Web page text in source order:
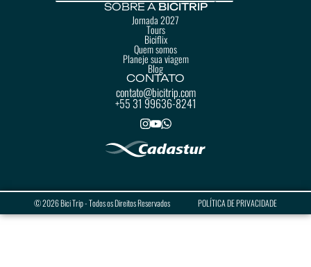
SOBRE A BICITRIP
Jornada 2027
Tours
Biciflix
Quem somos
Planeje sua viagem
Blog
CONTATO
contato@bicitrip.com
+55 31 99636-8241
© 2026 Bici Trip - Todos os Direitos Reservados POLÍTICA DE PRIVACIDADE